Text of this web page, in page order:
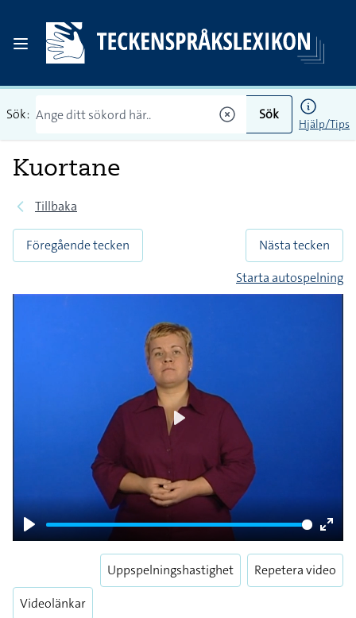
Sök: Sök
Hjälp/Tips
Kuortane
Tillbaka
Föregående tecken
Nästa tecken
Starta autospelning
Play
Enter
Videolänkar
Uppspelningshastighet Repetera video